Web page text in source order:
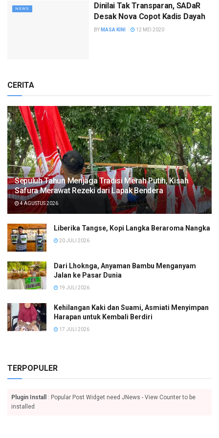
NEWS
Dinilai Tak Transparan, SADaR
Desak Nova Copot Kadis Dayah
BY MASA KINI 12 MEI 2020
CERITA
Sepuluh Tahun Menjaga Tradisi Merah Putih, Kisah
Safura Merawat Rezeki dari Lapak Bendera
4 AGUSTUS 2026
Liberika Tangse, Kopi Langka Beraroma Nangka
20 JULI 2026
Dari Lhoknga, Anyaman Bambu Menganyam
Jalan ke Pasar Dunia
19 JULI 2026
Kehilangan Kaki dan Suami, Asmiati Menyimpan
Harapan untuk Kembali Berdiri
17 JULI 2026
TERPOPULER
Plugin Install
: Popular Post Widget need JNews - View Counter to be
installed